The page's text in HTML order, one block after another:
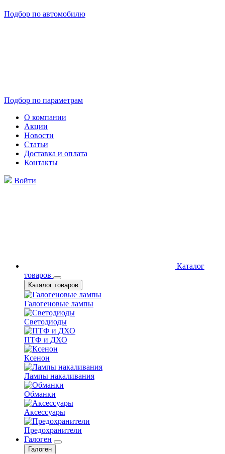
Подбор по автомобилю
Подбор по параметрам
О компании
Акции
Новости
Статьи
Доставка и оплата
Контакты
Войти
Каталог
товаров
Каталог товаров
Галогеновые лампы
Светодиоды
ПТФ и ДХО
Ксенон
Лампы накаливания
Обманки
Аксессуары
Предохранители
Галоген
Галоген